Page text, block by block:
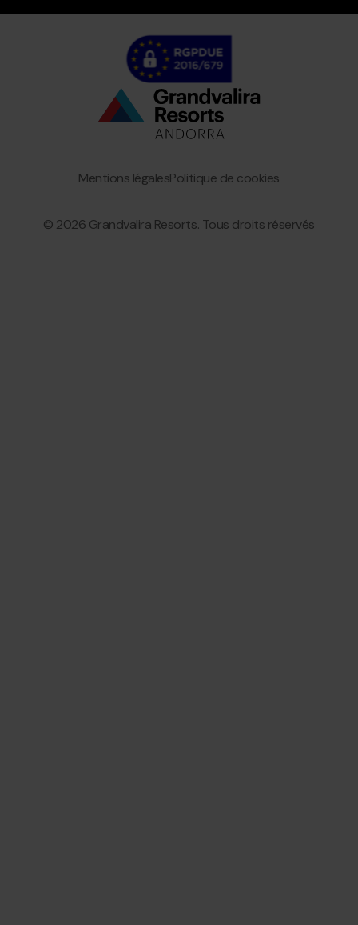
© 2026 Grandvalira Resorts. Tous droits réservés
Granvalira
Politique de cookies
Mentions légales